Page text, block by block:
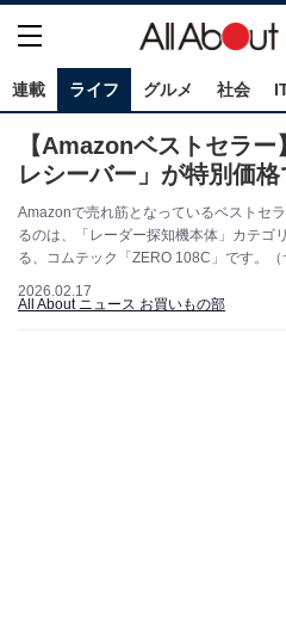
連載 ライフ グルメ 社会
【Amazonベストセラ
レシーバー」が特別価
Amazonで売れ筋となっているベストセ
るのは、「レーダー探知機本体」カテゴ
る、コムテック「ZERO 108C」です。（
2026.02.17
All About ニュース お買いもの部